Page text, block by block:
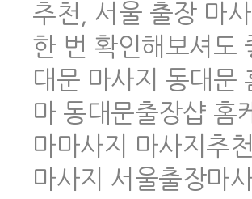
추천, 서울 출장 마
한 번 확인해보셔도
대문 마사지 동대문
마 동대문출장샵 홈
마마사지 마사지추
마사지 서울출장마